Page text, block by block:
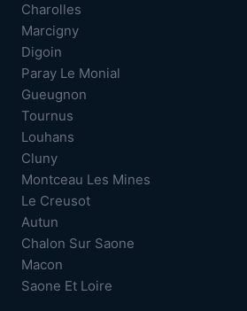
Charolles
Marcigny
Digoin
Paray Le Monial
Gueugnon
Tournus
Louhans
Cluny
Montceau Les Mines
Le Creusot
Autun
Chalon Sur Saone
Macon
Saone Et Loire